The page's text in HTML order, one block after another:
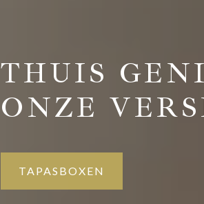
THUIS
ONZE
TAPASBOXEN